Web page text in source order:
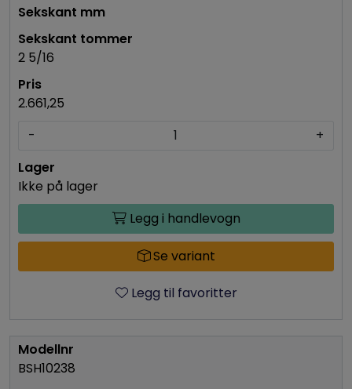
2 5/16
2.661,25
-
+
Ikke på lager
Legg i handlevogn
Se variant
Legg til favoritter
BSH10238